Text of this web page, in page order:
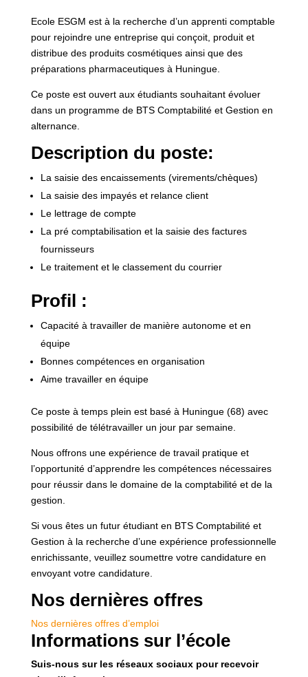
Ecole ESGM est à la recherche d’un apprenti comptable
pour rejoindre une entreprise qui conçoit, produit et
distribue des produits cosmétiques ainsi que des
préparations pharmaceutiques à Huningue.
Ce poste est ouvert aux étudiants souhaitant évoluer
dans un programme de BTS Comptabilité et Gestion en
alternance.
Description du poste:
La saisie des encaissements (virements/chèques)
La saisie des impayés et relance client
Le lettrage de compte
La pré comptabilisation et la saisie des factures
fournisseurs
Le traitement et le classement du courrier
Profil :
Capacité à travailler de manière autonome et en
équipe
Bonnes compétences en organisation
Aime travailler en équipe
Ce poste à temps plein est basé à Huningue (68) avec
possibilité de télétravailler un jour par semaine.
Nous offrons une expérience de travail pratique et
l’opportunité d’apprendre les compétences nécessaires
pour réussir dans le domaine de la comptabilité et de la
gestion.
Si vous êtes un futur étudiant en BTS Comptabilité et
Gestion à la recherche d’une expérience professionnelle
enrichissante, veuillez soumettre votre candidature en
envoyant votre candidature.
Nos dernières offres
Nos dernières offres d’emploi
Informations sur l’école
Suis-nous sur les réseaux sociaux pour recevoir